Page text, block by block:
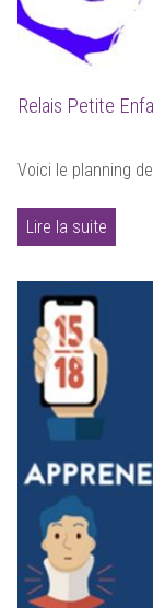
Relais Petite
Voici le planning
Lire la suite